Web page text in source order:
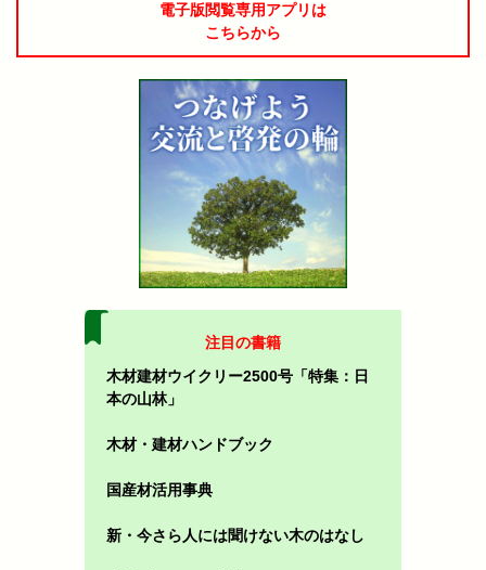
電子版閲覧専用アプリは
こちらから
注目の書籍
木材建材ウイクリー2500号「特集：日
本の山林」
木材・建材ハンドブック
国産材活用事典
新・今さら人には聞けない木のはなし